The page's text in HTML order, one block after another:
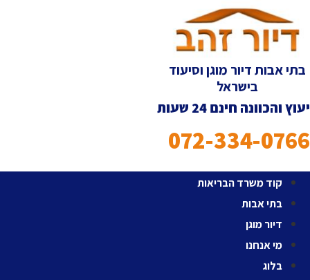
לתוכן
בתי אבות דיור מוגן וסיעוד
בישראל
יעוץ והכוונה חינם 24 שעות
072-334-0766
קוד משרד הבריאות
בתי אבות
דיור מוגן
מי אנחנו
בלוג